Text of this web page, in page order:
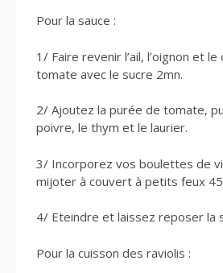
Pour la sauce :
1/ Faire revenir l’ail, l’oignon et
tomate avec le sucre 2mn.
2/ Ajoutez la purée de tomate,
poivre, le thym et le laurier.
3/ Incorporez vos boulettes de
mijoter à couvert à petits feux
4/ Eteindre et laissez reposer la
Pour la cuisson des raviolis :